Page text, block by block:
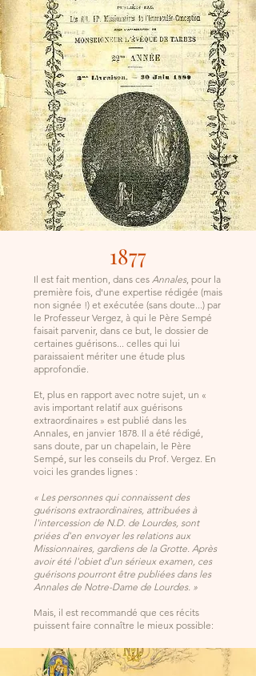
1877
Il est fait mention, dans ces Annales, pour la
première fois, d'une expertise rédigée (mais
non signée !) et exécutée (sans doute...) par
le Professeur Vergez, à qui le Père Sempé
faisait parvenir, dans ce but, le dossier de
certaines guérisons... celles qui lui
paraissaient mériter une étude plus
approfondie.
Et, plus en rapport avec notre sujet, un «
avis important relatif aux guérisons
extraordinaires » est publié dans les
Annales, en janvier 1878. Il a été rédigé,
sans doute, par un chapelain, le Père
Sempé, sur les conseils du Prof. Vergez. En
voici les grandes lignes :
« Les personnes qui connaissent des
guérisons extraordinaires, attribuées à
l'intercession de N.D. de Lourdes, sont
priées d'en envoyer les relations aux
Missionnaires, gardiens de la Grotte. Après
avoir été l'obiet d'un sérieux examen, ces
guérisons pourront être publiées dans les
Annales de Notre-Dame de Lourdes. »
Mais, il est recommandé que ces récits
puissent faire connaître le mieux possible: